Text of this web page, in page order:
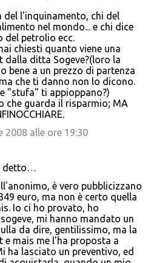
del l'inquinamento, chi del
nel mondo... e chi dice
del petrolio ecc.
chiesti quanto viene una
dalla ditta Sogeve?(loro la
bene a un prezzo di partenza
che ti danno non lo dicono.
"stufa" ti appioppano?)
che guarda il risparmio; MA
2008 alle ore 19:30
detto…
è vero pubblicizzano
euro, ma non è certo quella
Io ci ho provato, ho
mi hanno mandato un
da dire, gentilissimo, ma la
e mais me l'ha proposta a
ha lasciato un preventivo, ed